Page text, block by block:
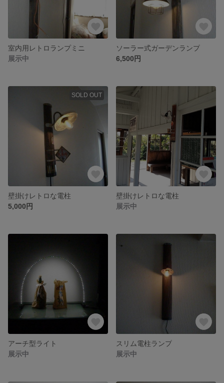
室内用レトロランプミニ
展示中
ソーラー式ガーデンランプ
6,500円
SOLD OUT
壁掛けレトロな電柱
5,000円
壁掛けレトロな電柱
展示中
アーチ型ライト
展示中
スリム電柱ランプ
展示中